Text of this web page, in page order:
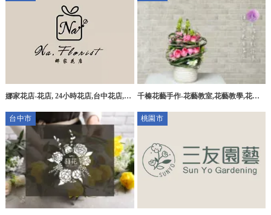
娜家花店-花店, 24小時花店,台中花店,潭
千榛花藝手作-花藝教室,花藝教學,花禮
台中市
桃園市